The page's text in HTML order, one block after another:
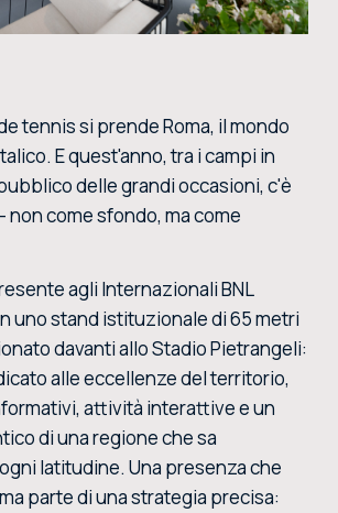
tennis si prende Roma, il mondo
E quest'anno, tra i campi in
delle grandi occasioni, c'è
non come sfondo, ma come
agli Internazionali BNL
uno stand istituzionale di 65 metri
davanti allo Stadio Pietrangeli:
alle eccellenze del territorio,
attività interattive e un
di una regione che sa
latitudine. Una presenza che
parte di una strategia precisa: